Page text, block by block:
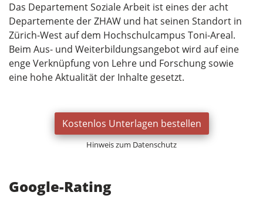
Das Departement Soziale Arbeit ist eines der acht
Departemente der ZHAW und hat seinen Standort in
Zürich-West auf dem Hochschulcampus Toni-Areal.
Beim Aus- und Weiterbildungsangebot wird auf eine
enge Verknüpfung von Lehre und Forschung sowie
eine hohe Aktualität der Inhalte gesetzt.
Kostenlos Unterlagen bestellen
Hinweis zum Datenschutz
Google-Rating